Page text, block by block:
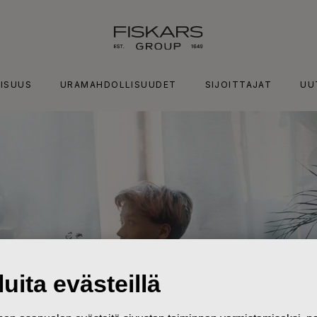
URAMAHDOLLISUUDET SIJOITTAJAT
evästeillä